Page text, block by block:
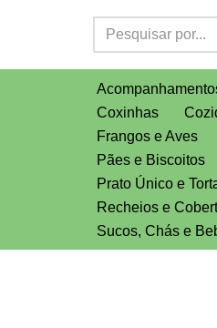
Coxinhas
Frangos e Aves
Pães e Biscoitos
Prato Único e
Recheios e
Sucos, Chás e